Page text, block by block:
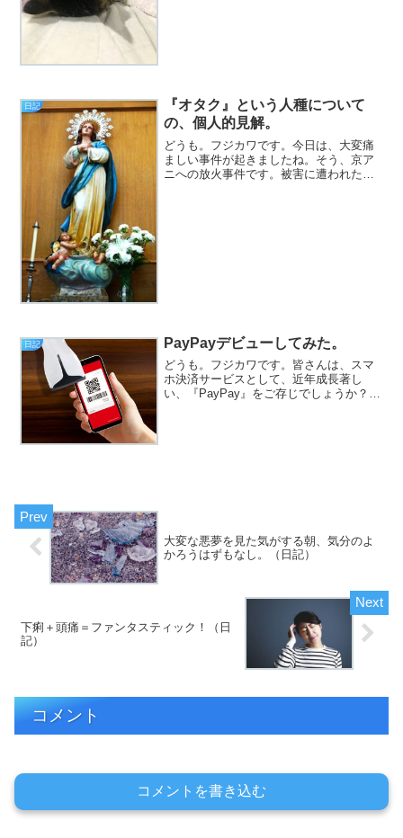
日記
『オタク』という人種について
の、個人的見解。
どうも。フジカワです。今日は、大変痛
ましい事件が起きましたね。そう、京ア
ニへの放火事件です。被害に遭われた
日記 PayPayデビューしてみた。
どうも。フジカワです。皆さんは、スマ
ホ決済サービスとして、近年成長著し
い、『PayPay』をご存じでしょうか？僕
大変な悪夢を見た気がする朝、気分のよ
かろうはずもなし。（日記）
下痢＋頭痛＝ファンタスティック！（日
記）
コメント
コメントを書き込む